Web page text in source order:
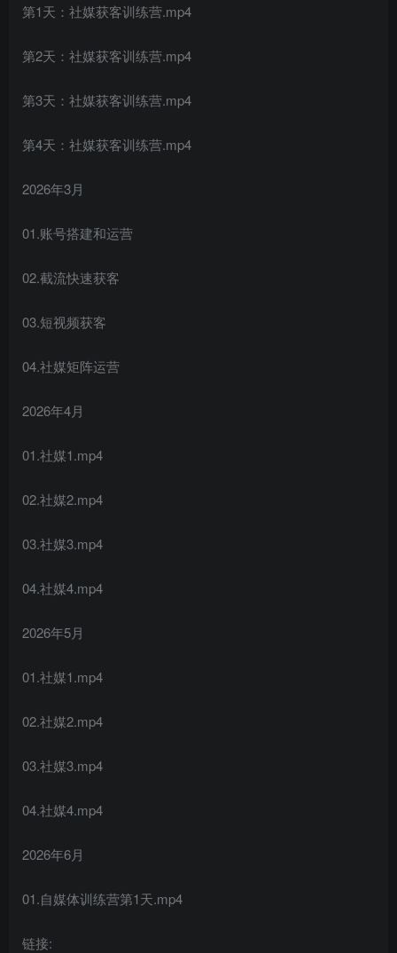
第1天：社媒获客训练营.mp4
第2天：社媒获客训练营.mp4
第3天：社媒获客训练营.mp4
第4天：社媒获客训练营.mp4
2026年3月
01.账号搭建和运营
02.截流快速获客
03.短视频获客
04.社媒矩阵运营
2026年4月
01.社媒1.mp4
02.社媒2.mp4
03.社媒3.mp4
04.社媒4.mp4
2026年5月
01.社媒1.mp4
02.社媒2.mp4
03.社媒3.mp4
04.社媒4.mp4
2026年6月
01.自媒体训练营第1天.mp4
链接: